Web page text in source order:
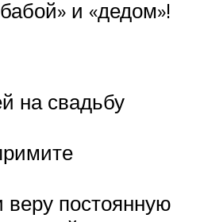
и «дедом»!
на свадьбу
постоянную